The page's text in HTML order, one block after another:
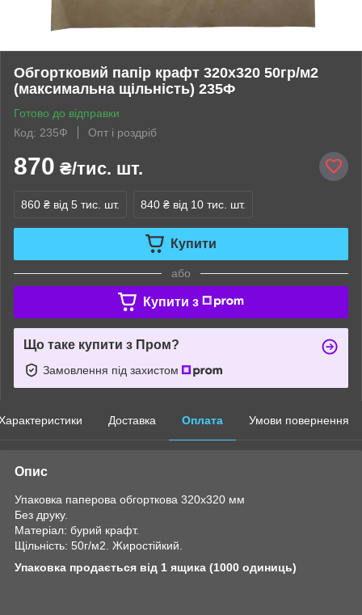
Обгортковий папір крафт 320х320 50гр/м2
(максимальна щільність) 235Ф
Готово до відправки
Код: 235Ф
Опт і роздріб
870 ₴/тис. шт.
860 ₴ від 5 тис. шт. 840 ₴ від 10 тис. шт.
Купити
або
Купити з
Що таке купити з Пром?
Замовлення під захистом
Доставка Оплата Умови повернення
Опис
Упаковка паперова обгорткова 320х320 мм
Без друку.
Матеріал: бурий крафт.
Щільність: 50г/м2. Жиростійкий.
Упаковка продається від 1 ящика (1000 одиниць)